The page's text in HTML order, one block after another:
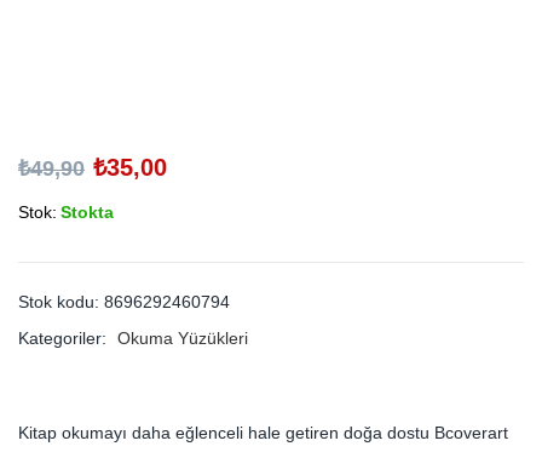
₺49,90 ₺35,00
Stok: Stokta
Stok kodu: 8696292460794
Kategoriler:
Okuma Yüzükleri
Kitap okumayı daha eğlenceli hale getiren doğa dostu Bcoverart